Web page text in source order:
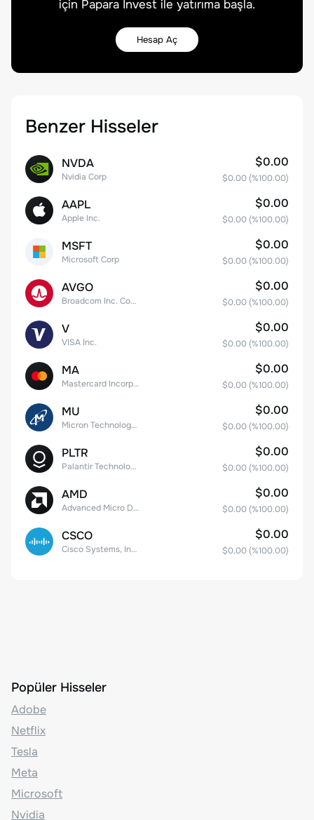
için Papara Invest ile yatırıma başla.
Hesap Aç
Benzer Hisseler
NVDA
Nvidia Corp
$0.00
$0.00 (%100.00)
AAPL
Apple Inc.
$0.00
$0.00 (%100.00)
MSFT
Microsoft Corp
$0.00
$0.00 (%100.00)
AVGO
Broadcom Inc. Common Stock
$0.00
$0.00 (%100.00)
V
VISA Inc.
$0.00
$0.00 (%100.00)
MA
Mastercard Incorporated
$0.00
$0.00 (%100.00)
MU
Micron Technology, Inc.
$0.00
$0.00 (%100.00)
PLTR
Palantir Technologies Inc. Class A Common Stock
$0.00
$0.00 (%100.00)
AMD
Advanced Micro Devices
$0.00
$0.00 (%100.00)
CSCO
Cisco Systems, Inc. Common Stock (DE)
$0.00
$0.00 (%100.00)
Popüler Hisseler
Adobe
Netflix
Tesla
Meta
Microsoft
Nvidia